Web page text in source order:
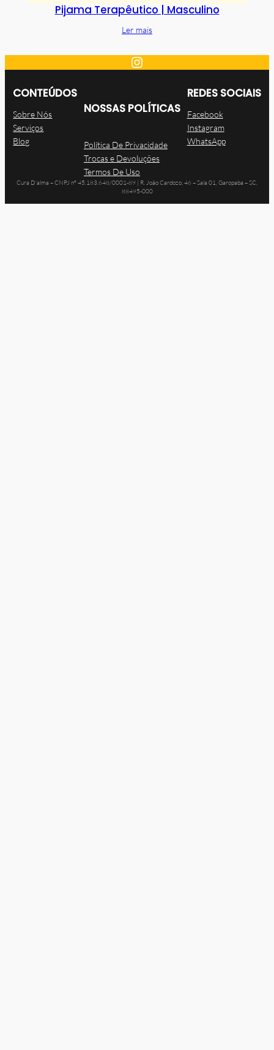
Pijama Terapêutico | Masculino
Ler mais
Instagram
CONTEÚDOS
Sobre Nós
Serviços
Blog
NOSSAS POLÍTICAS
Política De Privacidade
Trocas e Devoluções
Termos De Uso
REDES SOCIAIS
Facebook
Instagram
WhatsApp
Cura D’alma – CNPJ nº 45.183.648/0001-89 | R. João Cardozo, 46 – Sala 01, Garopaba – SC,
88495-000